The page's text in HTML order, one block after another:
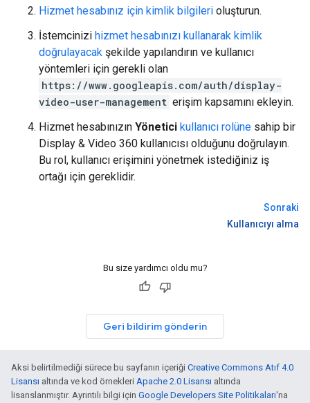
Hizmet hesabınız için kimlik bilgileri oluşturun.
İstemcinizi hizmet hesabınızı kullanarak kimlik
doğrulayacak şekilde yapılandırın ve kullanıcı
yöntemleri için gerekli olan
https://www.googleapis.com/auth/display-
video-user-management erişim kapsamını ekleyin.
Hizmet hesabınızın Yönetici kullanıcı rolüne sahip bir
Display & Video 360 kullanıcısı olduğunu doğrulayın.
Bu rol, kullanıcı erişimini yönetmek istediğiniz iş
ortağı için gereklidir.
Sonraki
Kullanıcıyı alma
Bu size yardımcı oldu mu?
Geri bildirim gönderin
Aksi belirtilmediği sürece bu sayfanın içeriği Creative Commons Atıf 4.0
Lisansı altında ve kod örnekleri Apache 2.0 Lisansı altında
lisanslanmıştır. Ayrıntılı bilgi için Google Developers Site Politikaları'na